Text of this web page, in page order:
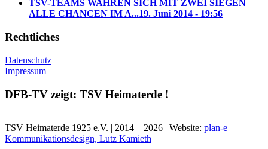
TSV-TEAMS WAHREN SICH MIT ZWEI SIEGEN
ALLE CHANCEN IM A...19. Juni 2014 - 19:56
Rechtliches
Datenschutz
Impressum
DFB-TV zeigt: TSV Heimaterde !
TSV Heimaterde 1925 e.V. | 2014 – 2026 | Website: plan-e
Kommunikationsdesign, Lutz Kamieth